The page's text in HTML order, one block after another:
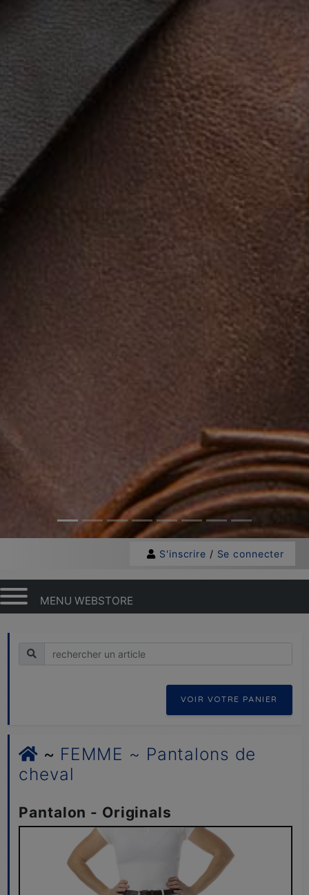
S'inscrire / Se connecter
MENU WEBSTORE
Recherche
VOIR VOTRE PANIER
~ FEMME ~ Pantalons de
cheval
Pantalon - Originals